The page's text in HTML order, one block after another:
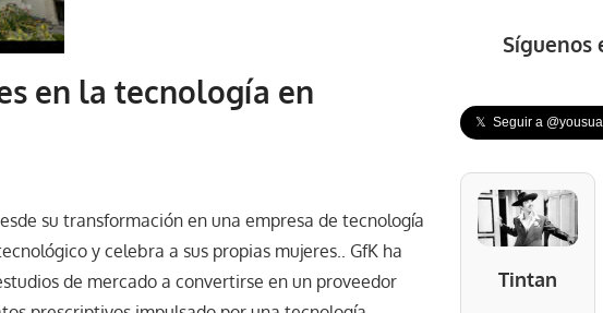
en la tecnología en
su transformación en una empresa de tecnología
y celebra a sus propias mujeres.. GfK ha
de mercado a convertirse en un proveedor
Síguenos
𝕏 Seguir a
Tintan